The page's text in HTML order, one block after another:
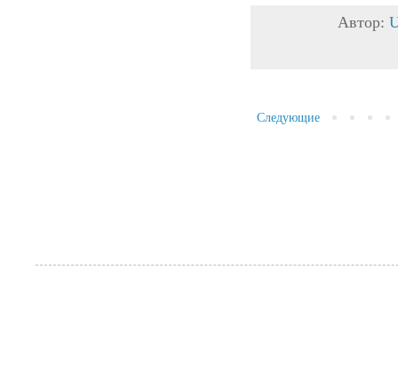
Автор:
Следующие